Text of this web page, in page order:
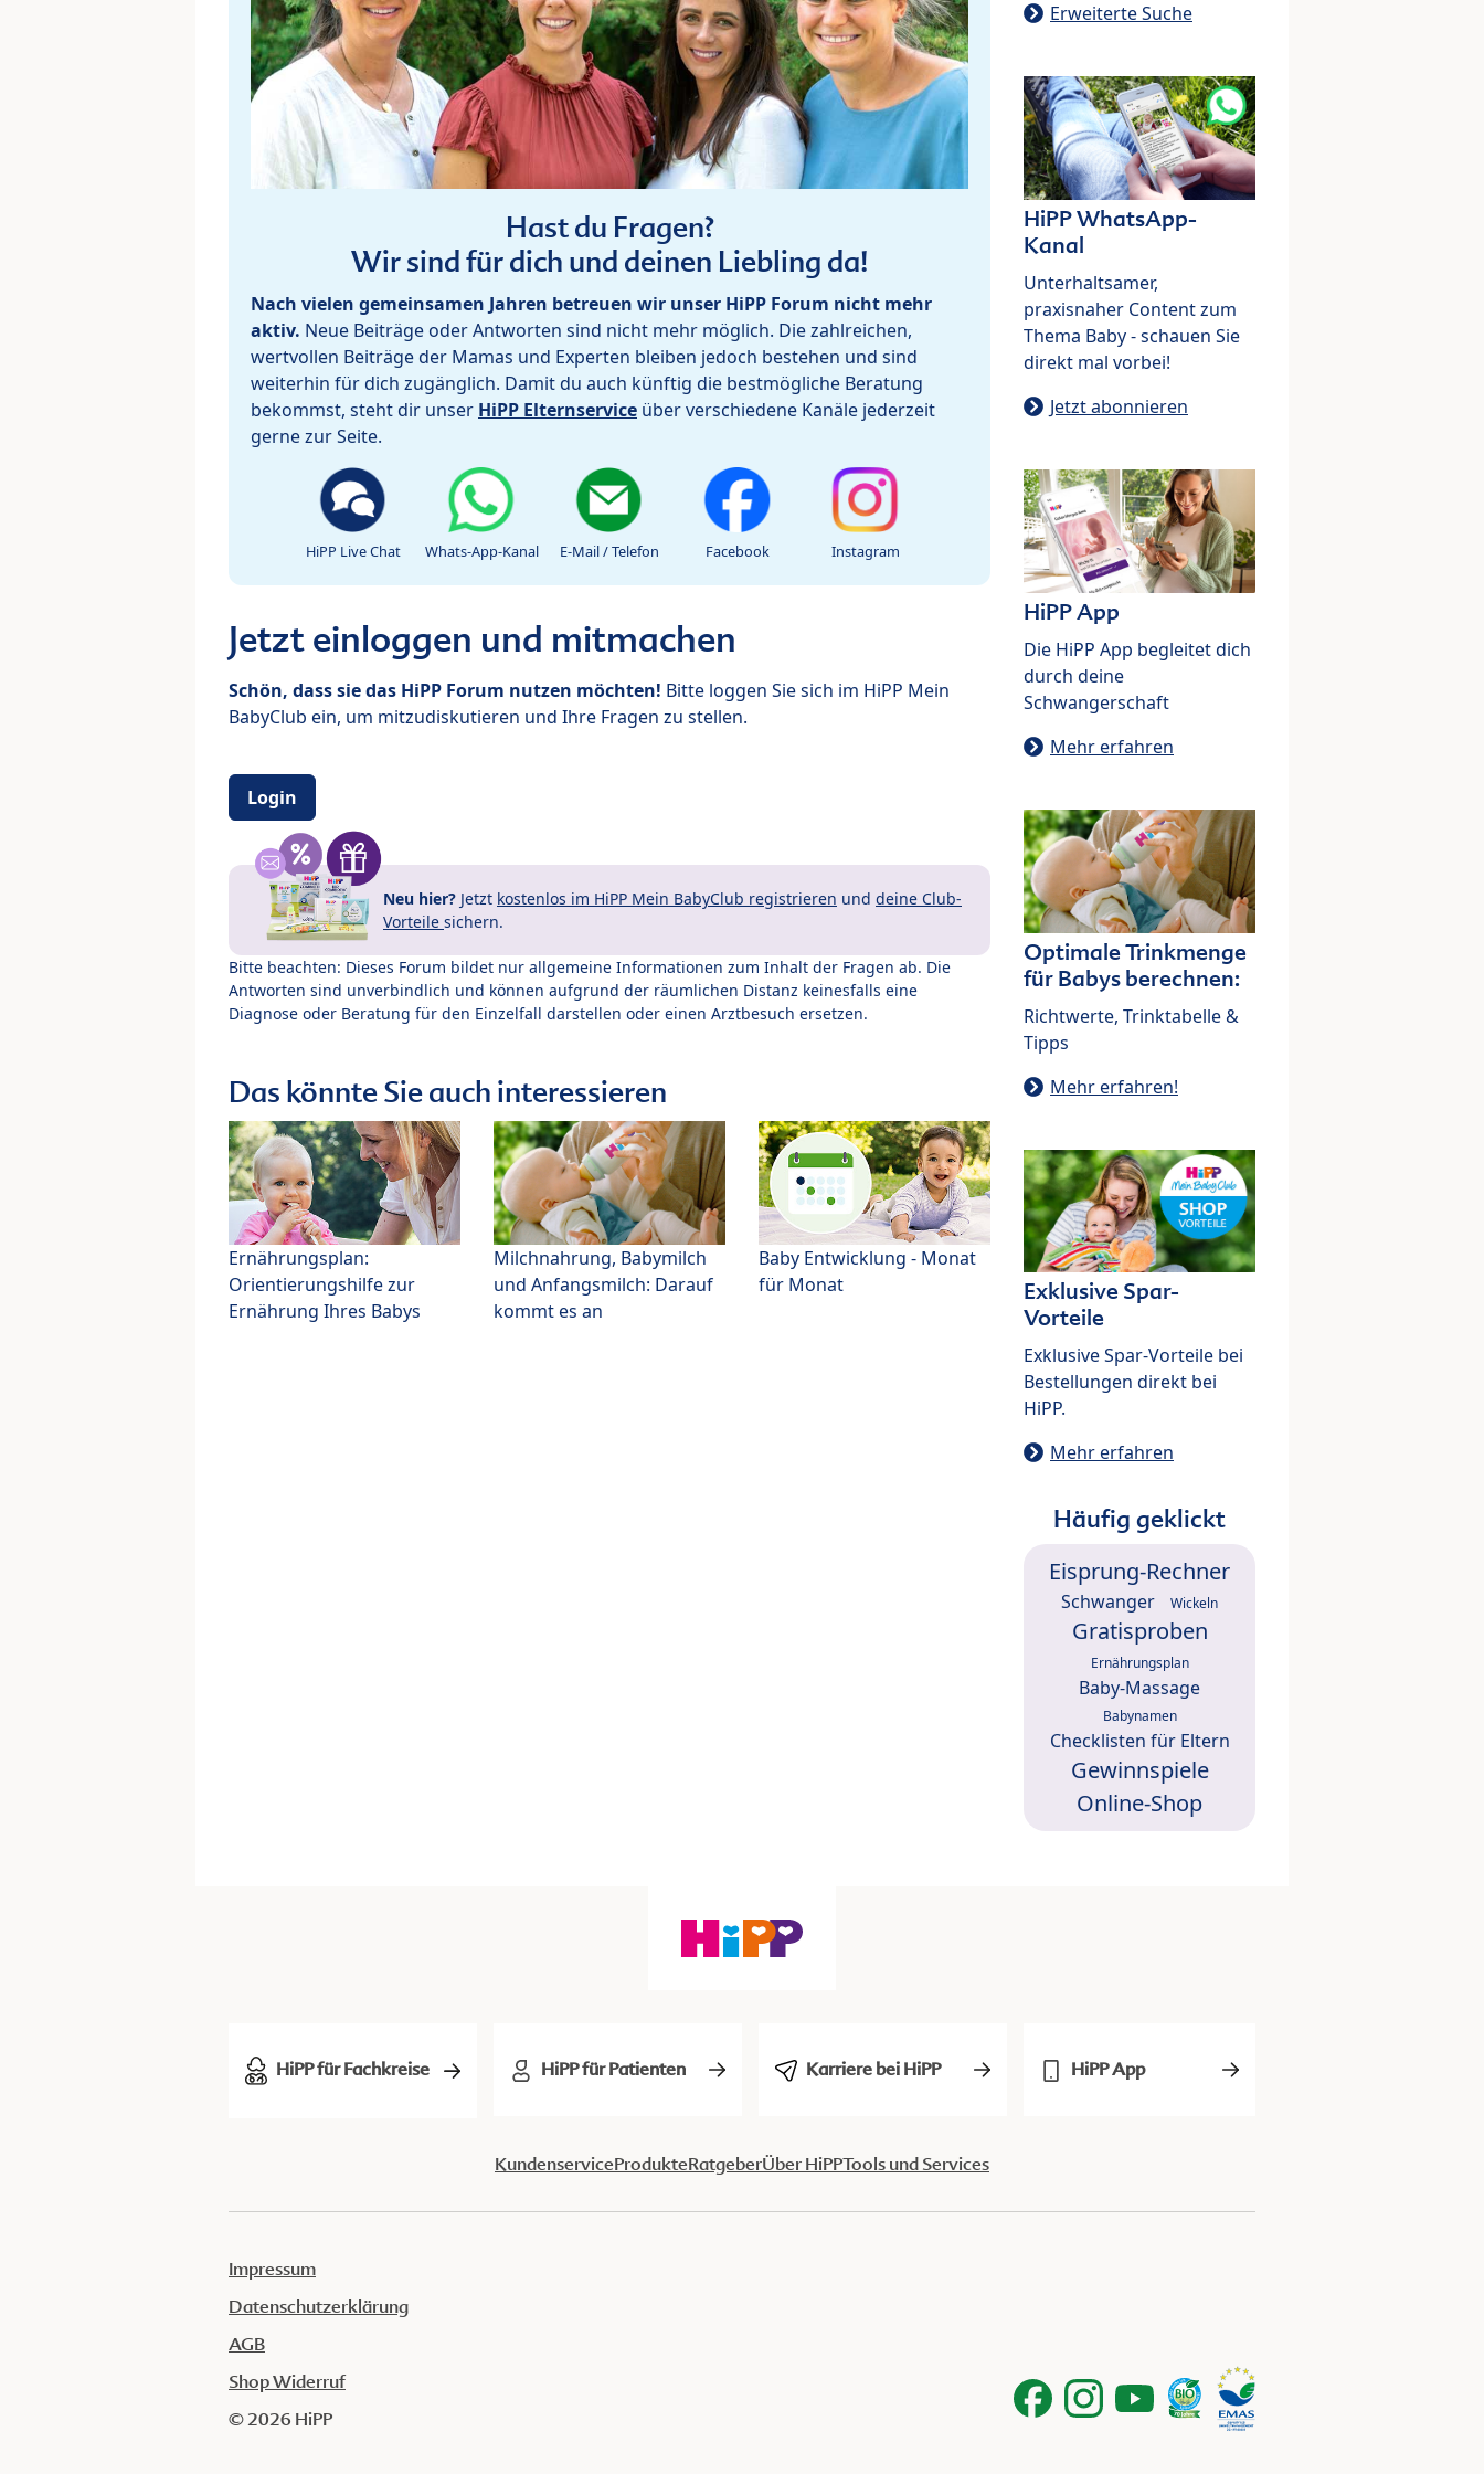
Hast du Fragen?
Wir sind für dich und deinen Liebling da!
Nach vielen gemeinsamen Jahren betreuen wir unser HiPP Forum nicht mehr
aktiv. Neue Beiträge oder Antworten sind nicht mehr möglich. Die zahlreichen,
wertvollen Beiträge der Mamas und Experten bleiben jedoch bestehen und sind
weiterhin für dich zugänglich. Damit du auch künftig die bestmögliche Beratung
bekommst, steht dir unser HiPP Elternservice über verschiedene Kanäle jederzeit
gerne zur Seite.
HiPP Live Chat Whats-App-Kanal E-Mail / Telefon Facebook Instagram
Jetzt einloggen und mitmachen
Schön, dass sie das HiPP Forum nutzen möchten! Bitte loggen Sie sich im HiPP Mein
BabyClub ein, um mitzudiskutieren und Ihre Fragen zu stellen.
Login
Neu hier? Jetzt kostenlos im HiPP Mein BabyClub registrieren und deine Club-
Vorteile sichern.
Bitte beachten: Dieses Forum bildet nur allgemeine Informationen zum Inhalt der Fragen ab. Die
Antworten sind unverbindlich und können aufgrund der räumlichen Distanz keinesfalls eine
Diagnose oder Beratung für den Einzelfall darstellen oder einen Arztbesuch ersetzen.
Das könnte Sie auch interessieren
Ernährungsplan:
Orientierungshilfe zur
Ernährung Ihres Babys
Milchnahrung, Babymilch
und Anfangsmilch: Darauf
kommt es an
Baby Entwicklung - Monat
für Monat
Erweiterte Suche
HiPP WhatsApp-
Kanal
Unterhaltsamer,
praxisnaher Content zum
Thema Baby - schauen Sie
direkt mal vorbei!
Jetzt abonnieren
HiPP App
Die HiPP App begleitet dich
durch deine
Schwangerschaft
Mehr erfahren
Optimale Trinkmenge
für Babys berechnen:
Richtwerte, Trinktabelle &
Tipps
Mehr erfahren!
Exklusive Spar-
Vorteile
Exklusive Spar-Vorteile bei
Bestellungen direkt bei
HiPP.
Mehr erfahren
Häufig geklickt
Eisprung-Rechner
Schwanger Wickeln
Gratisproben
Ernährungsplan
Baby-Massage
Babynamen
Checklisten für Eltern
Gewinnspiele
Online-Shop
HiPP für Fachkreise HiPP für Patienten Karriere bei HiPP HiPP App
KundenserviceProdukteRatgeberÜber HiPPTools und Services
Impressum
Datenschutzerklärung
AGB
Shop Widerruf
© 2026 HiPP